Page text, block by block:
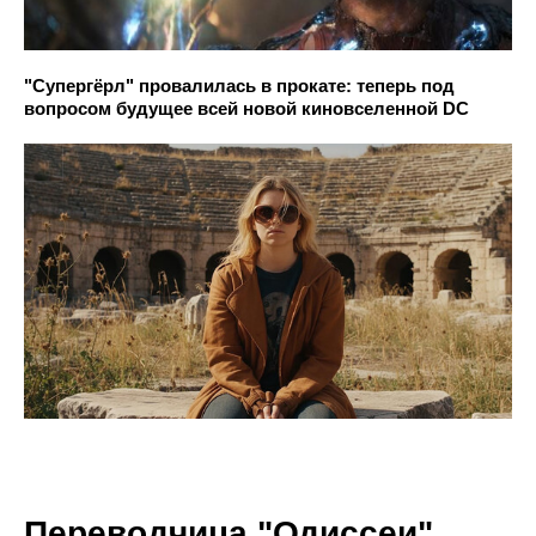
"Супергёрл" провалилась в прокате: теперь под
вопросом будущее всей новой киновселенной DC